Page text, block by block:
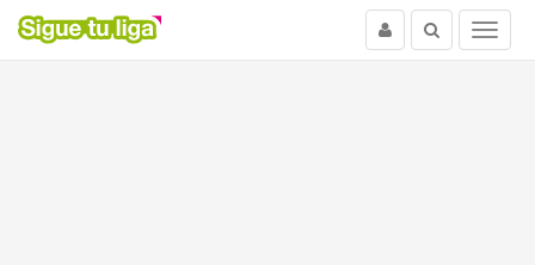
Menu
Buscar
Usuario